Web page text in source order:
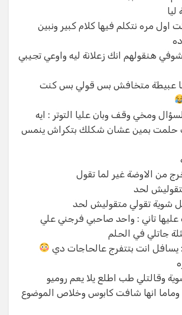
اول مره نتكلم فيها كلام كبير ونبين
هنقولهم انك زعلانة ليه واوعي تجيبي
عبيطة متخافش بس قولي بس كنت
ومخي وقف وبان عليا التوتر : ايه
حلمت بمين عشان شكلك بتكراش ينمس
من الاوضة غير لما تقول
لحد
شوية تقولي متقوليش لحد
عليها تاني : واحد صاحبي فرجني علي
جاتلي في الحلم
انت بتتفرج عالحاجات دي
وقالتلي طب اطلع يلا يعم روميو
وماما انها شافت كابوس وخلاص الموضوع